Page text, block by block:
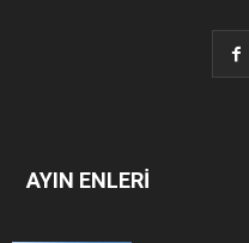
AYIN ENLERİ